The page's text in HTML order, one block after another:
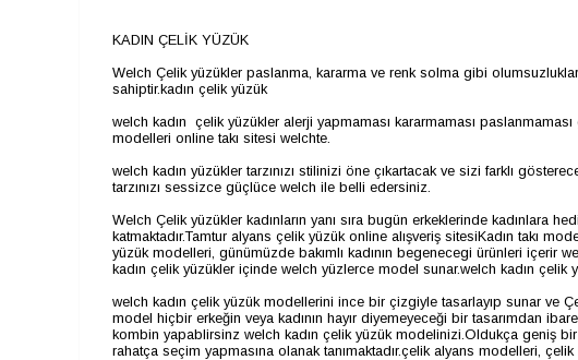
KADIN ÇELİK YÜZÜK
Welch Çelik yüzükler paslanma, kararma ve renk solma gibi
sahiptir.kadın çelik yüzük
welch kadın çelik yüzükler alerji yapmaması kararmaması
modelleri online takı sitesi welchte.
welch kadın yüzükler tarzınızı stilinizi öne çıkartacak ve sizi farklı
tarzınızı sessizce güçlüce welch ile belli edersiniz.
Welch Çelik yüzükler kadınların yanı sıra bugün erkeklerinde kadınlara
katmaktadır.Tamtur alyans çelik yüzük online alışveriş sitesiKadın takı
yüzük modelleri, günümüzde bakımlı kadının begenecegi ürünleri içerir
kadın çelik yüzükler içinde welch yüzlerce model sunar.welch kadın çelik
welch kadın çelik yüzük modellerini ince bir çizgiyle tasarlayıp sunar ve
model hiçbir erkeğin veya kadının hayır diyemeyeceği bir tasarımdan
kombin yapablirsinz welch kadın çelik yüzük modelinizi.Oldukça geniş
rahatça seçim yapmasına olanak tanımaktadır.çelik alyans modelleri,